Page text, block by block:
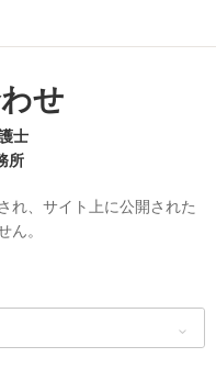
せ
士
所
れ、サイト上に公開された
ん。